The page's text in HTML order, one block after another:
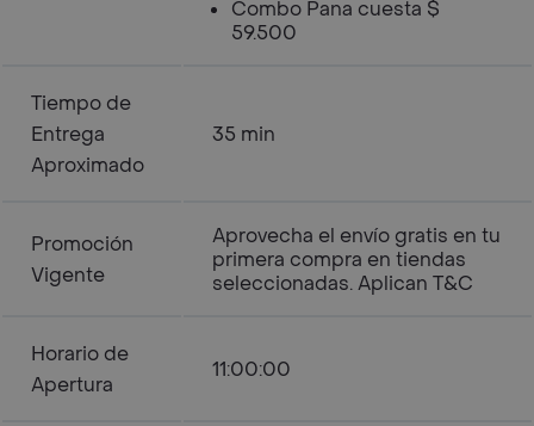
Combo Pana cuesta $
59.500
Tiempo de
Entrega
Aproximado
35 min
Promoción
Vigente
Aprovecha el envío gratis en tu
primera compra en tiendas
seleccionadas. Aplican T&C
Horario de
Apertura
11:00:00